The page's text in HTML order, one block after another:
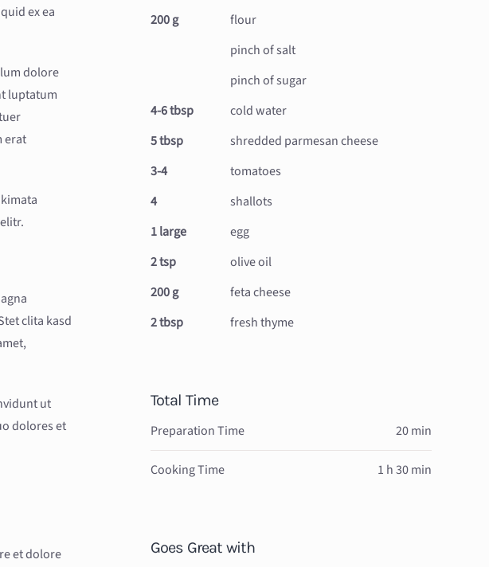
200 g
flour
pinch of salt
pinch of sugar
4-6 tbsp
cold water
5 tbsp
shredded parmesan cheese
3-4
tomatoes
4
shallots
1 large
egg
2 tsp
olive oil
200 g
feta cheese
2 tbsp
fresh thyme
Total Time
Preparation Time 20 min
Cooking Time 1 h 30 min
Goes Great with
ex ea
dolore
luptatum
erat
clita kasd
ut
dolores et
et dolore